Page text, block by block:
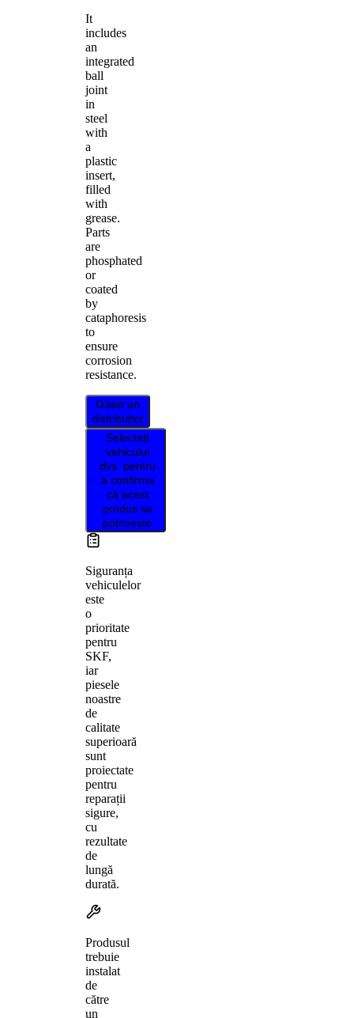
It
includes
an
integrated
ball
joint
in
steel
with
a
plastic
insert,
filled
with
grease.
Parts
are
phosphated
or
coated
by
cataphoresis
to
ensure
corrosion
resistance.
Găsiți un
distribuitor
Selectați
vehiculul
dvs. pentru
a confirma
că acest
produs se
potrivește
Siguranța
vehiculelor
este
o
prioritate
pentru
SKF,
iar
piesele
noastre
de
calitate
superioară
sunt
proiectate
pentru
reparații
sigure,
cu
rezultate
de
lungă
durată.
Produsul
trebuie
instalat
de
către
un